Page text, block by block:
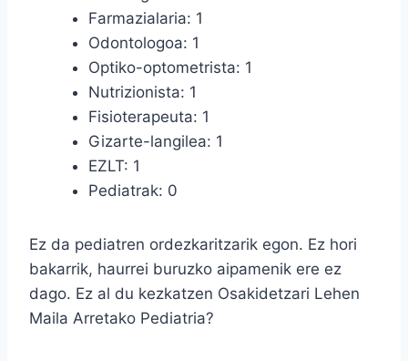
Farmazialaria: 1
Odontologoa: 1
Optiko-optometrista: 1
Nutrizionista: 1
Fisioterapeuta: 1
Gizarte-langilea: 1
EZLT: 1
Pediatrak: 0
Ez da pediatren ordezkaritzarik egon. Ez hori
bakarrik, haurrei buruzko aipamenik ere ez
dago. Ez al du kezkatzen Osakidetzari Lehen
Maila Arretako Pediatria?